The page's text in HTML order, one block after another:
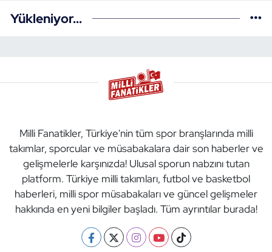
Yükleniyor...
Milli Fanatikler, Türkiye'nin tüm spor branşlarında milli
takımlar, sporcular ve müsabakalara dair son haberler ve
gelişmelerle karşınızda! Ulusal sporun nabzını tutan
platform. Türkiye milli takımları, futbol ve basketbol
haberleri, milli spor müsabakaları ve güncel gelişmeler
hakkında en yeni bilgiler başladı. Tüm ayrıntılar burada!